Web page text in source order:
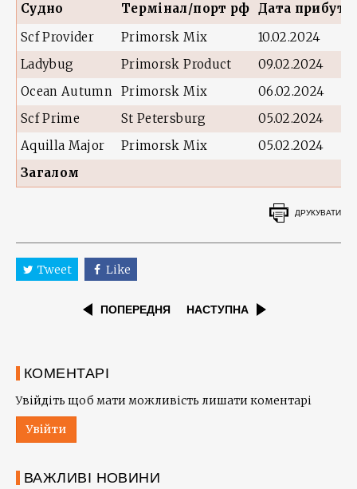
Судно Термінал/порт рф Дата
Scf Provider
Primorsk Mix
10.02.2024
Ladybug
Primorsk Product
09.02.2024
Ocean Autumn Primorsk Mix
06.02.2024
Scf Prime
St Petersburg
05.02.2024
Aquilla Major
Primorsk Mix
05.02.2024
Загалом
ДРУКУВАТИ
Tweet Like
ПОПЕРЕДНЯ НАСТУПНА
КОМЕНТАРІ
Увійдіть щоб мати можливість лишати коментарі
Увійти
ВАЖЛИВІ НОВИНИ